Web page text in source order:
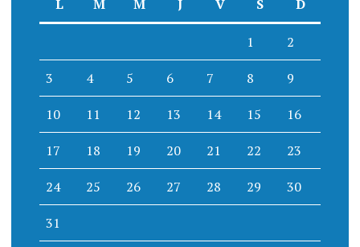
L
M M J V S D
1 2
3 4 5 6 7 8 9
10 11 12 13 14 15 16
17 18 19 20 21 22 23
24 25 26 27 28 29 30
31